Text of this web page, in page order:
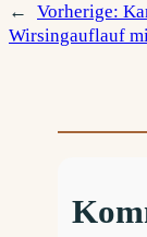
← Vorherige:
Wirsingauflauf